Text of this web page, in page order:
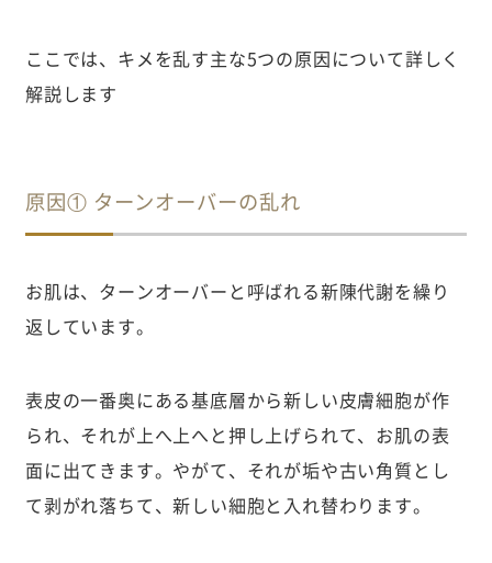
ここでは、キメを乱す主な5つの原因について詳しく
解説します
原因① ターンオーバーの乱れ
お肌は、ターンオーバーと呼ばれる新陳代謝を繰り
返しています。
表皮の一番奥にある基底層から新しい皮膚細胞が作
られ、それが上へ上へと押し上げられて、お肌の表
面に出てきます。やがて、それが垢や古い角質とし
て剥がれ落ちて、新しい細胞と入れ替わります。